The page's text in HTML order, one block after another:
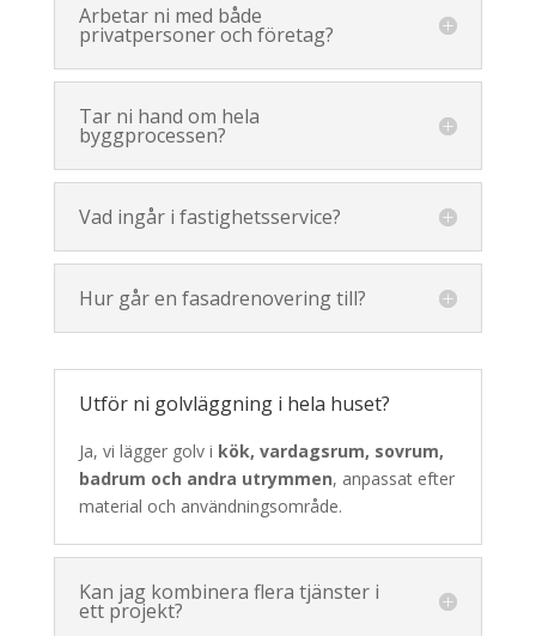
Arbetar ni med både
privatpersoner och företag?
Tar ni hand om hela
byggprocessen?
Vad ingår i fastighetsservice?
Hur går en fasadrenovering till?
Utför ni golvläggning i hela huset?
Ja, vi lägger golv i kök, vardagsrum, sovrum,
badrum och andra utrymmen, anpassat efter
material och användningsområde.
Kan jag kombinera flera tjänster i
ett projekt?